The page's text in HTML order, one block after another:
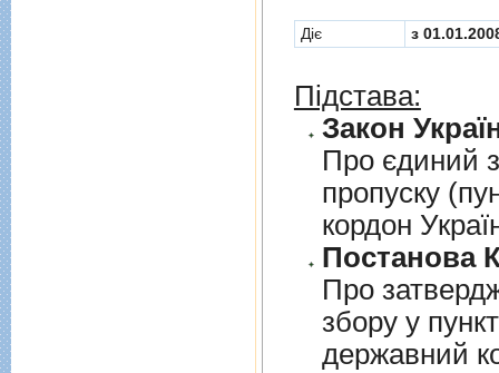
Діє з
Підстава:
Закон
Про єдиний
пропуску
кордон
Постанова
Про
збору у
державний